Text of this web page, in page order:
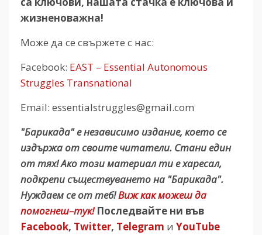
жизненоважна!
Може да се свържете с нас:
Facebook: EAST – Essential Autonomous
Struggles Transnational
Email: essentialstruggles@gmail.com
"Барикада" е независимо издание, което се
издържа от своите читатели. Стани един
от тях! Ако този материал ти е харесал,
подкрепи съществуването на "Барикада".
Нуждаем се от теб!Виж как можеш да
помогнеш–тук! Последвайте ни във
Facebook, Twitter, Telegram и YouTube